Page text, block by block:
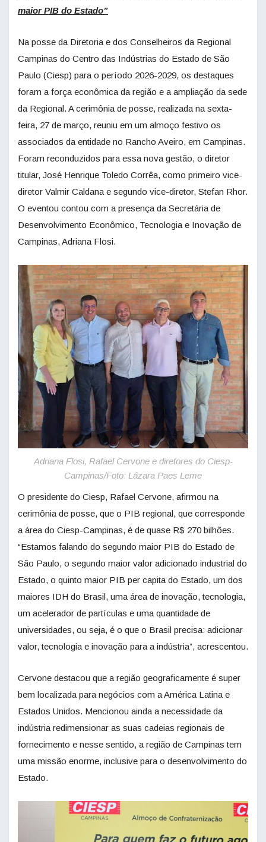
maior PIB do Estado”
Na posse da Diretoria e dos Conselheiros da Regional
Campinas do Centro das Indústrias do Estado de São
Paulo (Ciesp) para o período 2026-2029, os destaques
foram a força econômica da região e a ampliação da sede
da Regional. A cerimônia de posse, realizada na sexta-
feira, 27 de março, reuniu em um almoço festivo os
associados da entidade no Rancho Aveiro, em Campinas.
Foram reconduzidos para essa nova gestão, o diretor
titular, José Henrique Toledo Corrêa, como primeiro vice-
diretor Valmir Caldana e segundo vice-diretor, Stefan Rhor.
O eventou contou com a presença da Secretária de
Desenvolvimento Econômico, Tecnologia e Inovação de
Campinas, Adriana Flosi.
Adriana Flosi, Rafael Cervone e diretores do Ciesp-
Campinas/Foto: Lázara Paes Leme
O presidente do Ciesp, Rafael Cervone, afirmou na
cerimônia de posse, que o PIB regional, que corresponde
a área do Ciesp-Campinas, é de quase R$ 270 bilhões.
“Estamos falando do segundo maior PIB do Estado de
São Paulo, o segundo maior valor adicionado industrial do
Estado, o quinto maior PIB per capita do Estado, um dos
maiores IDH do Brasil, uma área de inovação, tecnologia,
um acelerador de partículas e uma quantidade de
universidades, ou seja, é o que o Brasil precisa: adicionar
valor, tecnologia e inovação para a indústria”, acrescentou.
Cervone destacou que a região geograficamente é super
bem localizada para negócios com a América Latina e
Estados Unidos. Mencionou ainda a necessidade da
indústria redimensionar as suas cadeias regionais de
fornecimento e nesse sentido, a região de Campinas tem
uma missão enorme, inclusive para o desenvolvimento do
Estado.